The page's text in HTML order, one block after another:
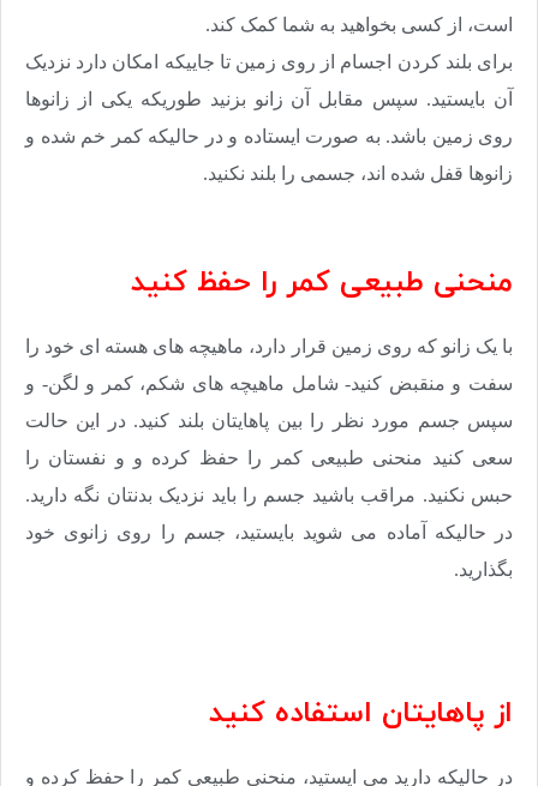
است، از کسی بخواهید به شما کمک کند.
برای بلند کردن اجسام از روی زمین تا جاییکه امکان دارد نزدیک
آن بایستید. سپس مقابل آن زانو بزنید طوریکه یکی از زانوها
روی زمین باشد. به صورت ایستاده و در حالیکه کمر خم شده و
زانوها قفل شده اند، جسمی را بلند نکنید.
منحنی طبیعی کمر را حفظ کنید
با یک زانو که روی زمین قرار دارد، ماهیچه های هسته ای خود را
سفت و منقبض کنید- شامل ماهیچه های شکم، کمر و لگن- و
سپس جسم مورد نظر را بین پاهایتان بلند کنید. در این حالت
سعی کنید منحنی طبیعی کمر را حفظ کرده و و نفستان را
حبس نکنید. مراقب باشید جسم را باید نزدیک بدنتان نگه دارید.
در حالیکه آماده می شوید بایستید، جسم را روی زانوی خود
بگذارید.
از پاهایتان استفاده کنید
در حالیکه دارید می ایستید، منحنی طبیعی کمر را حفظ کرده و